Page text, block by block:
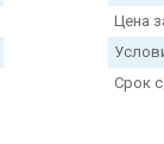
Цена
Срок